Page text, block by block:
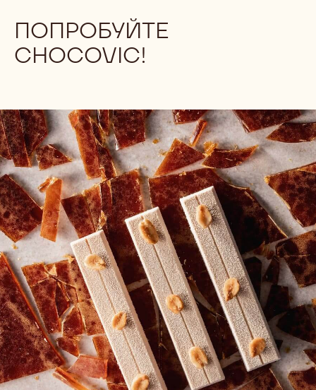
e
o
:
ПОПРОБУЙТЕ
CHOCOVIC!